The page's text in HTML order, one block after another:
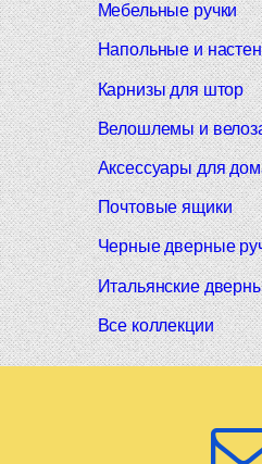
Мебельные ручки
Напольные и
Карнизы для штор
Велошлемы и
Аксессуары для
Почтовые ящики
Черные дверные
Итальянские
Все коллекции